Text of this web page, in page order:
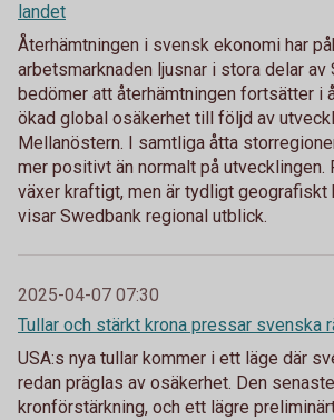
landet
Återhämtningen i svensk ekonomi har
arbetsmarknaden ljusnar i stora delar av
bedömer att återhämtningen fortsätter i
ökad global osäkerhet till följd av
Mellanöstern. I samtliga åtta
mer positivt än normalt på utvecklingen.
växer kraftigt, men är tydligt geografiskt
visar Swedbank regional utblick.
2025-04-07 07:30
Tullar och stärkt krona pressar svenska
USA:s nya tullar kommer i ett läge där
redan präglas av osäkerhet. Den
kronförstärkning, och ett lägre